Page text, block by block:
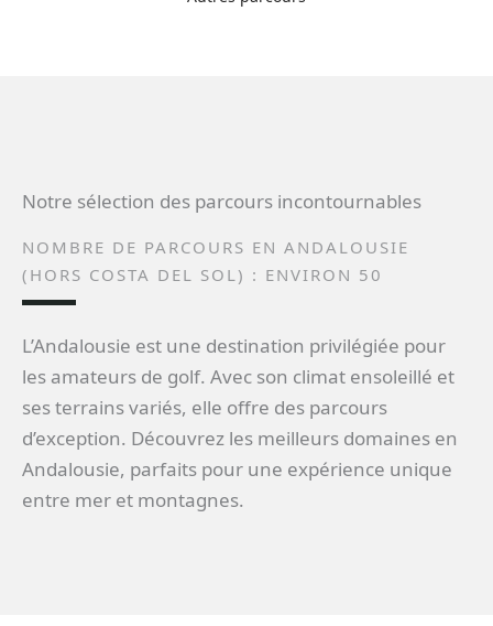
Notre sélection des parcours incontournables
NOMBRE DE PARCOURS EN ANDALOUSIE
(HORS COSTA DEL SOL) : ENVIRON 50
L’Andalousie est une destination privilégiée pour
les amateurs de golf. Avec son climat ensoleillé et
ses terrains variés, elle offre des parcours
d’exception. Découvrez les meilleurs domaines en
Andalousie, parfaits pour une expérience unique
entre mer et montagnes.